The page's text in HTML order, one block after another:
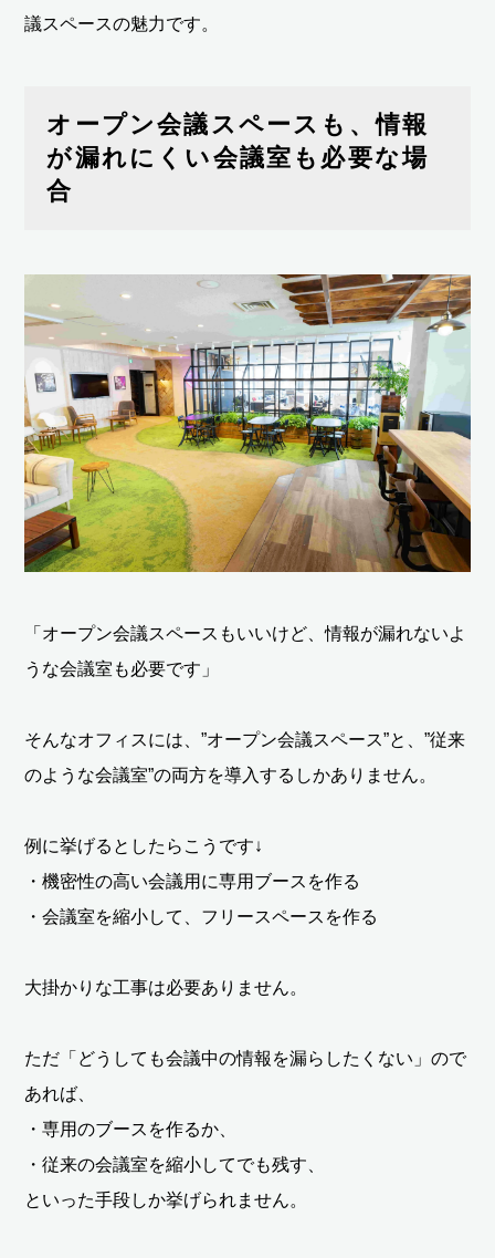
議スペースの魅力です。
オープン会議スペースも、情報
が漏れにくい会議室も必要な場
合
「オープン会議スペースもいいけど、情報が漏れないよ
うな会議室も必要です」
そんなオフィスには、”オープン会議スペース”と、”従来
のような会議室”の両方を導入するしかありません。
例に挙げるとしたらこうです↓
・機密性の高い会議用に専用ブースを作る
・会議室を縮小して、フリースペースを作る
大掛かりな工事は必要ありません。
ただ「どうしても会議中の情報を漏らしたくない」ので
あれば、
・専用のブースを作るか、
・従来の会議室を縮小してでも残す、
といった手段しか挙げられません。